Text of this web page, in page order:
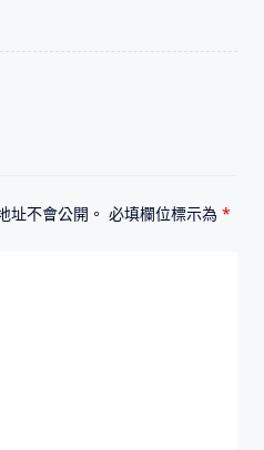
址不會公開。 必填欄位標示為 *